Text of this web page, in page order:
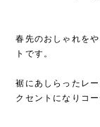
春先のおしゃれを
トです。
裾にあしらったレ
クセントになりコ